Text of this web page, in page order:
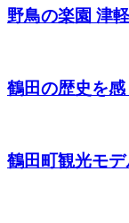
野鳥の楽園 津
鶴田の歴史を
鶴田町観光モ